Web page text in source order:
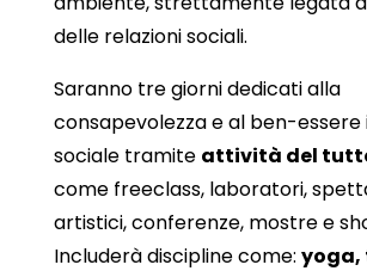
delle relazioni sociali.
Saranno tre giorni dedicati alla
consapevolezza e al ben-essere
sociale tramite attività del
come freeclass, laboratori,
artistici, conferenze, mostre e
Includerà discipline come: yoga,